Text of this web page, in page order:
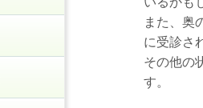
また、奥
に受診さ
その他の
す。